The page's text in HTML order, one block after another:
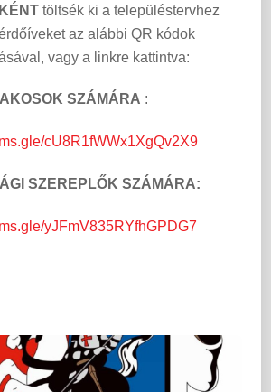
töltsék ki a településtervhez
az alábbi QR kódok
vagy a linkre kattintva:
SZÁMÁRA :
cU8R1fWWx1XgQv2X9
SZEREPLŐK SZÁMÁRA:
yJFmV835RYfhGPDG7